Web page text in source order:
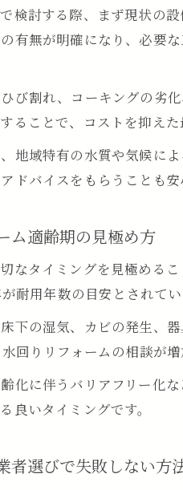
毎日
助成
検討する際、まず現状の
有無が明確になり、必要
び割れ、コーキングの劣
ることで、コストを抑え
地域特有の水質や気候に
ドバイスをもらうことも安
ム適齢期の見極め方
なタイミングを見極める
耐用年数の目安とされて
下の湿気、カビの発生、
回りリフォームの相談が増
化に伴うバリアフリー化
良いタイミングです。
者選びで失敗しない方